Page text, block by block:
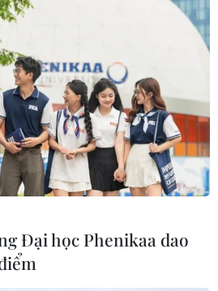
Đại học Phenikaa dao